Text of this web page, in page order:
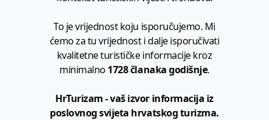
To je vrijednost koju isporučujemo. Mi
ćemo za tu vrijednost i dalje isporučivati
kvalitetne turističke informacije kroz
minimalno 1728 članaka godišnje.
HrTurizam - vaš izvor informacija iz
poslovnog svijeta hrvatskog turizma.